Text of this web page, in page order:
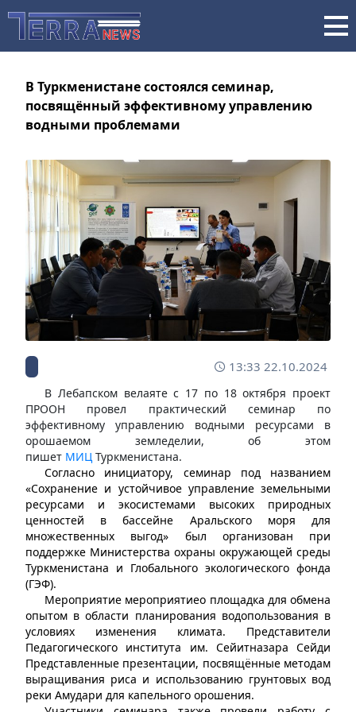
В Туркменистане состоялся семинар,
посвящённый эффективному управлению
водными проблемами
13:33 22.10.2024
В Лебапском велаяте с 17 по 18 октября проект
ПРООН провел практический семинар по
эффективному управлению водными ресурсами в
орошаемом земледелии, об этом
пишет МИЦ Туркменистана.
Согласно инициатору, семинар под названием
«Сохранение и устойчивое управление земельными
ресурсами и экосистемами высоких природных
ценностей в бассейне Аральского моря для
множественных выгод» был организован при
поддержке Министерства охраны окружающей среды
Туркменистана и Глобального экологического фонда
(ГЭФ).
Мероприятие мероприятиео площадка для обмена
опытом в области планирования водопользования в
условиях изменения климата. Представители
Педагогического института им. Сейитназара Сейди
Представленные презентации, посвящённые методам
выращивания риса и использованию грунтовых вод
реки Амудари для капельного орошения.